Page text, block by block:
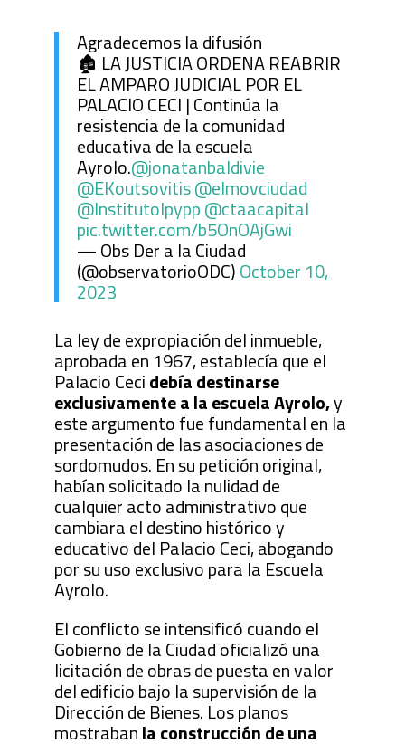
Agradecemos la difusión
🏚️ LA JUSTICIA ORDENA REABRIR
EL AMPARO JUDICIAL POR EL
PALACIO CECI | Continúa la
resistencia de la comunidad
educativa de la escuela
Ayrolo.@jonatanbaldivie
@EKoutsovitis@elmovciudad
@InstitutoIpypp@ctaacapital
pic.twitter.com/b5OnOAjGwi
— Obs Der a la Ciudad
(@observatorioODC)October 10,
2023
La ley de expropiación del inmueble,
aprobada en 1967, establecía que el
Palacio Cecidebía destinarse
exclusivamente a la escuela Ayrolo,y
este argumento fue fundamental en la
presentación de las asociaciones de
sordomudos. En su petición original,
habían solicitado la nulidad de
cualquier acto administrativo que
cambiara el destino histórico y
educativo del Palacio Ceci, abogando
por su uso exclusivo para la Escuela
Ayrolo.
El conflicto se intensificó cuando el
Gobierno de la Ciudad oficializó una
licitación de obras de puesta en valor
del edificio bajo la supervisión de la
Dirección de Bienes. Los planos
mostrabanla construcción de una